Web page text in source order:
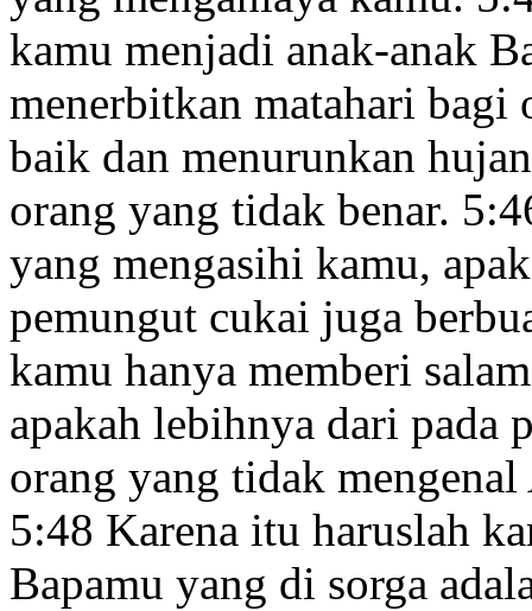
kamu menjadi anak-anak
menerbitkan matahari bagi
baik dan menurunkan
orang yang tidak benar.
yang mengasihi kamu,
pemungut cukai juga
kamu hanya memberi
apakah lebihnya dari pada
orang yang tidak
5:48 Karena itu haruslah
Bapamu yang di sorga